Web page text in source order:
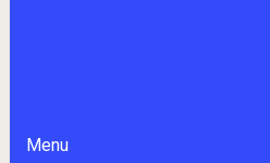
Menu